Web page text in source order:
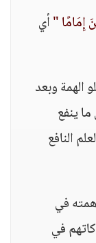
إِمَامًا "أي
الهمة وبعد
ينفع
النافع
في
في